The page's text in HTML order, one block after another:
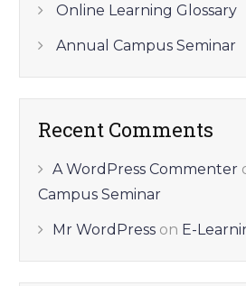
Online Learning Glossary
Annual Campus Seminar
Recent Comments
A WordPress Commenter
Campus Seminar
Mr WordPress on E-